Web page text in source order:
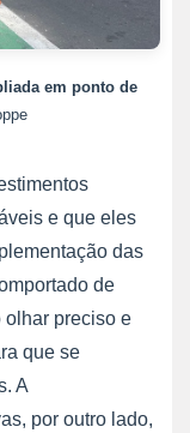
em ponto de
e que eles
das
de
olhar preciso e
que se
A
por outro lado,